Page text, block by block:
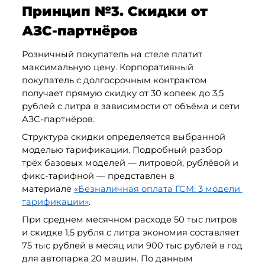
Принцип №3. Скидки от
АЗС-партнёров
Розничный покупатель на стеле платит
максимальную цену. Корпоративный
покупатель с долгосрочным контрактом
получает прямую скидку от 30 копеек до 3,5
рублей с литра в зависимости от объёма и сети
АЗС-партнёров.
Структура скидки определяется выбранной
моделью тарификации. Подробный разбор
трёх базовых моделей — литровой, рублёвой и
фикс-тарифной — представлен в
материале «Безналичная оплата ГСМ: 3 модели
тарификации».
При среднем месячном расходе 50 тыс литров
и скидке 1,5 рубля с литра экономия составляет
75 тыс рублей в месяц или 900 тыс рублей в год
для автопарка 20 машин. По данным